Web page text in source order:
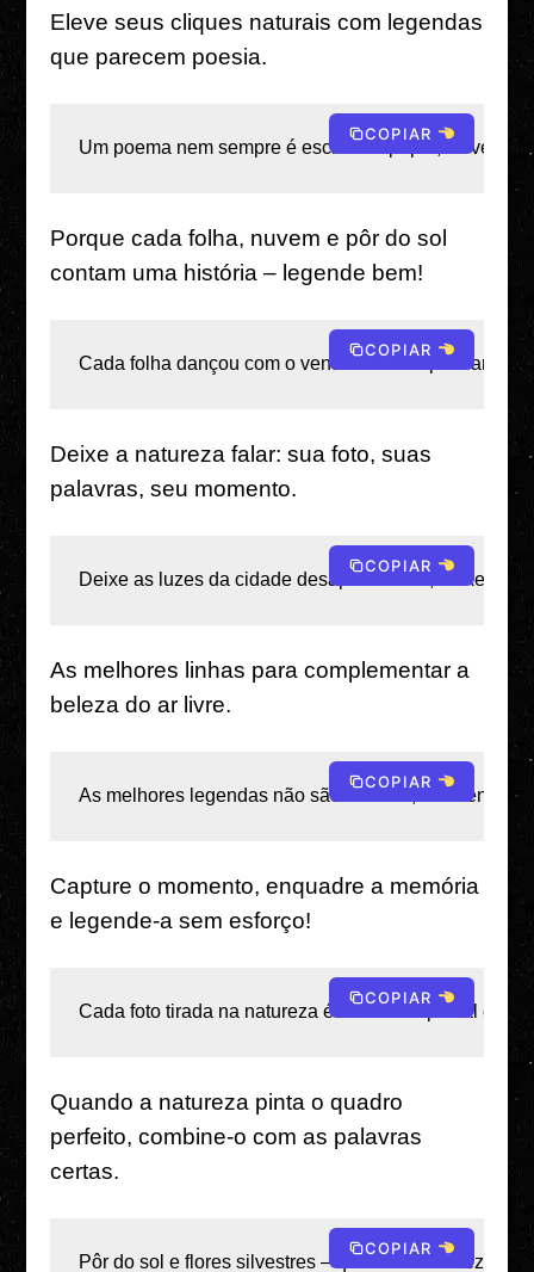
Eleve seus cliques naturais com legendas
que parecem poesia.
Um poema nem sempre é escrito no papel; às
COPIAR
Porque cada folha, nuvem e pôr do sol
contam uma história – legende bem!
Cada folha dançou com o vento antes de pousar
COPIAR
Deixe a natureza falar: sua foto, suas
palavras, seu momento.
Deixe as luzes da cidade desaparecerem, deixe as
COPIAR
As melhores linhas para complementar a
beleza do ar livre.
As melhores legendas não são escritas, são
COPIAR
Capture o momento, enquadre a memória
e legende-a sem esforço!
Cada foto tirada na natureza é um cartão postal do
COPIAR
Quando a natureza pinta o quadro
perfeito, combine-o com as palavras
certas.
Pôr do sol e flores silvestres – quando a natureza
COPIAR